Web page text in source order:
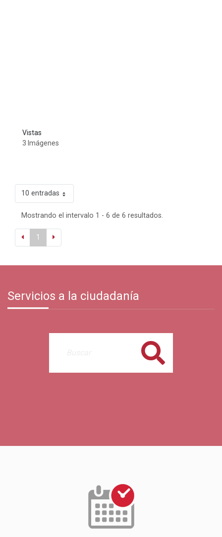
Vistas
3 Imágenes
10 entradas
Mostrando el intervalo 1 - 6 de 6 resultados.
1
Servicios a la ciudadanía
Buscar